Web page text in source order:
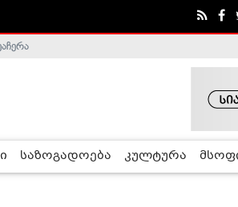
კომისია
საზოგადოება კულტურა